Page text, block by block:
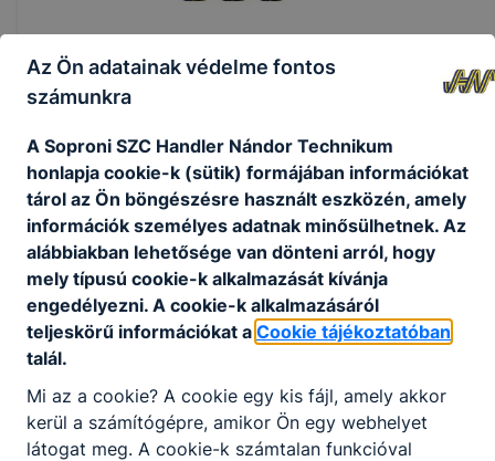
Soproni SZC Handler Nándor
Technikum
Telefon: +3699506490
Központi ügyfélszolgálat: +3699506490
Székhely: 9400 Sopron, Halász u. 9-15.
Az Ön adatainak védelme fontos
számunkra
A Soproni SZC Handler Nándor Technikum
honlapja cookie-k (sütik) formájában információkat
tárol az Ön böngészésre használt eszközén, amely
információk személyes adatnak minősülhetnek. Az
alábbiakban lehetősége van dönteni arról, hogy
mely típusú cookie-k alkalmazását kívánja
engedélyezni. A cookie-k alkalmazásáról
teljeskörű információkat a Cookie tájékoztatóban
talál.
Mi az a cookie? A cookie egy kis fájl, amely akkor
kerül a számítógépre, amikor Ön egy webhelyet
látogat meg. A cookie-k számtalan funkcióval